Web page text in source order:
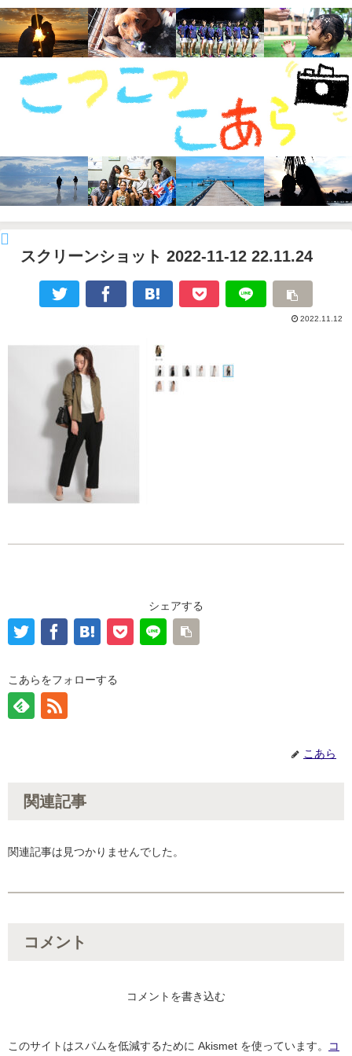
スクリーンショット 2022-11-12 22.11.24
2022.11.12
シェアする
こあらをフォローする
こあら
関連記事
関連記事は見つかりませんでした。
コメント
コメントを書き込む
このサイトはスパムを低減するために Akismet を使っています。 コ